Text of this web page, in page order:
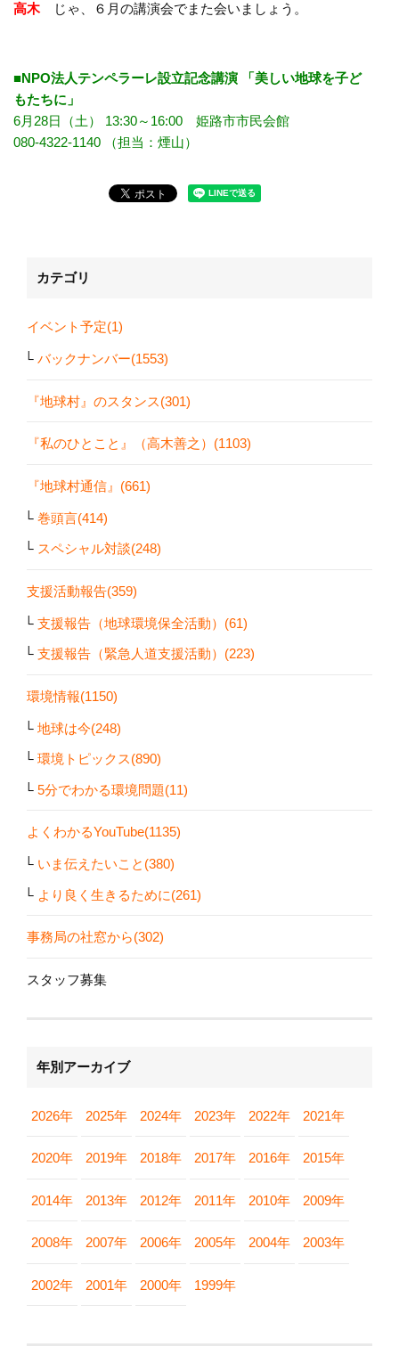
高木じゃ、６月の講演会でまた会いましょう。
■NPO法人テンペラーレ設立記念講演 「美しい地球を子ど
もたちに」
6月28日（土） 13:30～16:00 姫路市市民会館
080-4322-1140 （担当：煙山）
カテゴリ
イベント予定(1)
バックナンバー(1553)
『地球村』のスタンス(301)
『私のひとこと』（高木善之）(1103)
『地球村通信』(661)
巻頭言(414)
スペシャル対談(248)
支援活動報告(359)
支援報告（地球環境保全活動）(61)
支援報告（緊急人道支援活動）(223)
環境情報(1150)
地球は今(248)
環境トピックス(890)
5分でわかる環境問題(11)
よくわかるYouTube(1135)
いま伝えたいこと(380)
より良く生きるために(261)
事務局の社窓から(302)
スタッフ募集
年別アーカイブ
2026年 2025年 2024年 2023年 2022年 2021年
2020年 2019年 2018年 2017年 2016年 2015年
2014年 2013年 2012年 2011年 2010年 2009年
2008年 2007年 2006年 2005年 2004年 2003年
2002年 2001年 2000年 1999年